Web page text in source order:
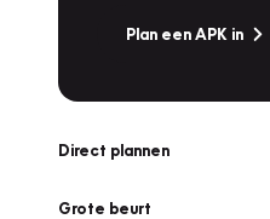
Plan een APK in
Direct plannen
Grote beurt